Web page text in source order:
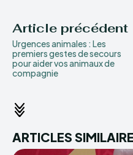
Article précédent
Urgences animales : Les
premiers gestes de secours
pour aider vos animaux de
compagnie
ARTICLES